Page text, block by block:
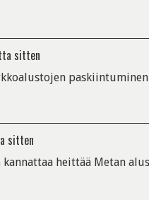
sitten
paskiintuminen
sitten
kannattaa heittää Metan